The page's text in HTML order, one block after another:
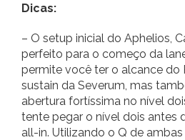
Dicas:
– O setup inicial do Aphelios,
perfeito para o começo da
permite você ter o alcance do
sustain da Severum, mas
abertura fortíssima no nível
tente pegar o nível dois antes
all-in. Utilizando o Q de